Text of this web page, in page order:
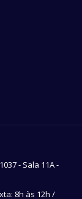
- Sala 11A -
8h às 12h /